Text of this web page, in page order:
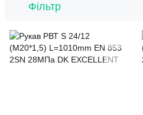
Фільтр